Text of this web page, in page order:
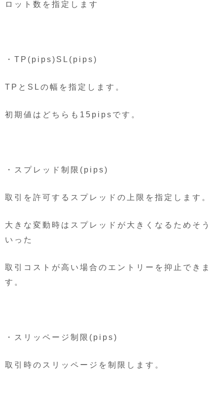
ロット数を指定します
・TP(pips)SL(pips)
TPとSLの幅を指定します。
初期値はどちらも15pipsです。
・スプレッド制限(pips)
取引を許可するスプレッドの上限を指定します。
大きな変動時はスプレッドが大きくなるためそう
いった
取引コストが高い場合のエントリーを抑止できま
す。
・スリッページ制限(pips)
取引時のスリッページを制限します。